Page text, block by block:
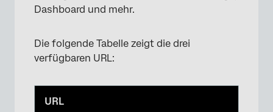
Dashboard und mehr.
Die folgende Tabelle zeigt die drei
verfügbaren URL:
URL